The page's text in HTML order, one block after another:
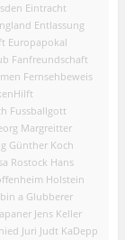
Eintracht
Entlassung
Europapokal
Fanfreundschaft
Fernsehbeweis
Fussballgott
Margreitter
Günther Koch
Rostock Hans
Holstein
a Glubberer
Jens Keller
Juri Judt KaDepp